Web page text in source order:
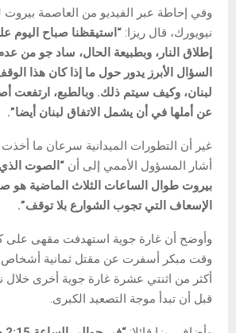
وفي إحاطة عبر الفيديو من العاصمة
نيويورك، قال ريزا: “استيقظنا صباح اليوم
إطلاق النار ، وبطبيعة الحال، ساد جو من عدم
السؤال الأبرز يدور حول ما إذا كان هذا
لبنان، وكيف سيتم ذلك. وبالطبع، ارتفعت
عن أملها في أن يشمل الاتفاق لبنان أيضا”.
غير أن التطورات الميدانية سرعان ما
أشار المسؤول الأممي إلى أن “الصوت
بيروت طوال الساعات الثلاث الماضية هو
الإسعاف التي تجوب الشوارع بلا توقف”.
وأوضح أن غارة جوية استهدفت مقهى على
وقت مبكر أسفرت عن مقتل ثمانية أشخاص.
أكثر من اثنتي عشرة غارة جوية أخرى خلال
قبل أن تبدأ موجة التصعيد الكبرى.